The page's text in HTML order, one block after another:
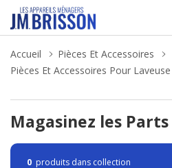
Accueil
Pièces Et Accessoires
Pièces Et Accessoires Pour Laveuse
Magasinez les
0 produits dans collection